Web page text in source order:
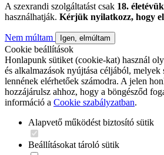
A szexrandi szolgáltatást csak 18.
használhatják. Kérjük nyilatkozz, hogy
Nem múltam Igen, elmúltam
Cookie beállítások
Honlapunk sütiket (cookie-kat) használ
és alkalmazások nyújtása céljából,
lennének elérhetőek számodra. A jelen
hozzájárulsz ahhoz, hogy a böngésződ
információ a Cookie szabályzatban.
Alapvető működést biztosító sütik
Beállításokat tároló sütik